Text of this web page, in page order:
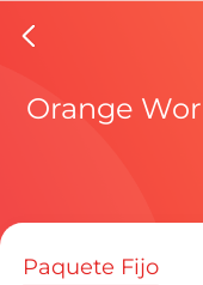
Orange
Paquete Fijo